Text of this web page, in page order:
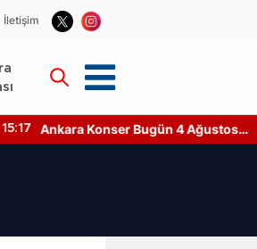
İletişim
Ankara Konser Bugün 4 Ağustos
2026 Kimler Sahnede?